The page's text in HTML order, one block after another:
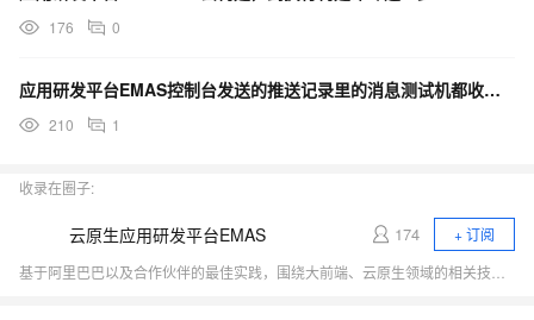
176 0
应用研发平台EMAS控制台发送的推送记录里的消息测试机都收到了，但是统计数据里一条记录都没是怎么回事
210 1
收录在圈子:
云原生应用研发平台EMAS 174
+ 订阅